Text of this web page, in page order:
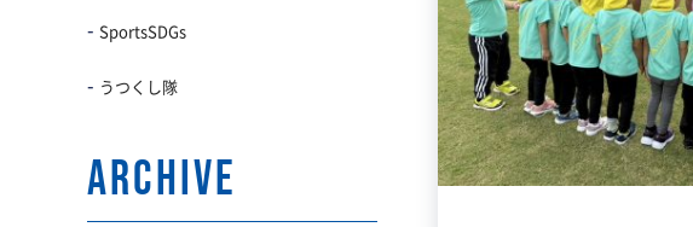
SportsSDGs
うつくし隊
archive